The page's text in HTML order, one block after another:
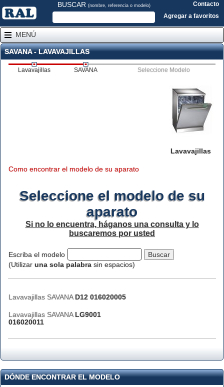
BUSCAR (nombre, referencia o modelo)
Contacto
Agregar a favoritos
MENÚ
SAVANA - LAVAVAJILLAS
Lavavajillas SAVANA Seleccione Modelo
Lavavajillas
Como encontrar el modelo de su aparato
Seleccione el modelo de su
aparato
Si no lo encuentra, háganos una consulta y lo
buscaremos por usted
Escriba el modelo
(Utilizar una sola palabra sin espacios)
Lavavajillas SAVANA D12 016020005
Lavavajillas SAVANA LG9001
016020011
DÓNDE ENCONTRAR EL MODELO